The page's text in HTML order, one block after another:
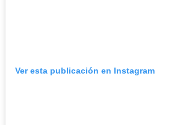
Ver esta publicación en Instagram